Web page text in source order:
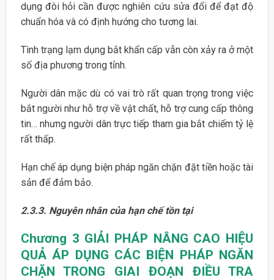
dụng đòi hỏi cần được nghiên cứu sửa đổi để đạt độ
chuẩn hóa và có định hướng cho tương lai.
Tình trạng lạm dụng bắt khẩn cấp vẫn còn xảy ra ở một
số địa phương trong tỉnh.
Người dân mặc dù có vai trò rất quan trọng trong việc
bắt người như hỗ trợ về vật chất, hỗ trợ cung cấp thông
tin… nhưng người dân trực tiếp tham gia bắt chiếm tỷ lệ
rất thấp.
Hạn chế áp dụng biện pháp ngăn chặn đặt tiền hoặc tài
sản để đảm bảo.
2.3.3. Nguyên nhân của hạn chế tồn tại
Chương 3 GIẢI PHÁP NÂNG CAO HIỆU
QUẢ ÁP DỤNG CÁC BIỆN PHÁP NGĂN
CHẶN TRONG GIAI ĐOẠN ĐIỀU TRA